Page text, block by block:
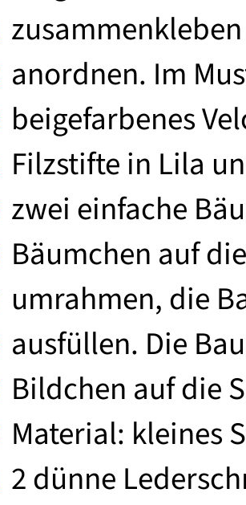
anordnen. Im
beigefarbenes
Filzstifte in Lila
zwei einfache
Bäumchen auf
umrahmen, die
ausfüllen. Die
Bildchen auf die
Material: kleines
2 dünne